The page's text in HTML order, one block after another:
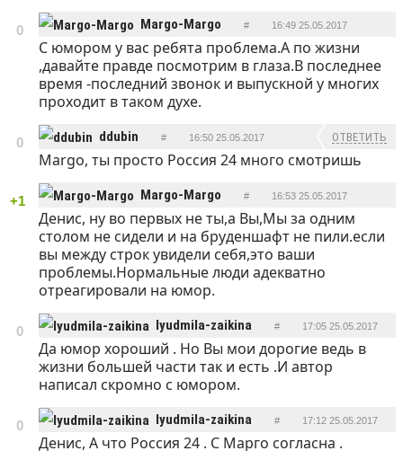
0 Margo-Margo # 16:49 25.05.2017
ОТВЕТИТЬ
С юмором у вас ребята проблема.А по жизни
,давайте правде посмотрим в глаза.В последнее
время -последний звонок и выпускной у многих
проходит в таком духе.
0 ddubin # 16:50 25.05.2017 ОТВЕТИТЬ
Margo, ты просто Россия 24 много смотришь
+1 Margo-Margo # 16:53 25.05.2017
ОТВЕТИТЬ
Денис, ну во первых не ты,а Вы,Мы за одним
столом не сидели и на бруденшафт не пили.если
вы между строк увидели себя,это ваши
проблемы.Нормальные люди адекватно
отреагировали на юмор.
0 lyudmila-zaikina # 17:05 25.05.2017
ОТВЕТИТЬ
Да юмор хороший . Но Вы мои дорогие ведь в
жизни большей части так и есть .И автор
написал скромно с юмором.
0 lyudmila-zaikina # 17:12 25.05.2017
ОТВЕТИТЬ
Денис, А что Россия 24 . С Марго согласна .